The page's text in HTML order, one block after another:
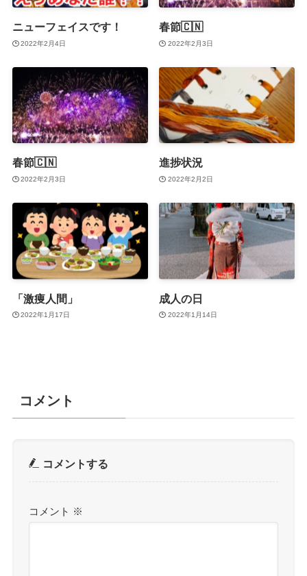
ニューフェイスです！
2022年2月4日
春節🇨🇳
2022年2月3日
春節🇨🇳
2022年2月3日
進捗状況
2022年2月2日
「激痩人間」
2022年1月17日
成人の日
2022年1月14日
コメント
コメントする
コメント ※